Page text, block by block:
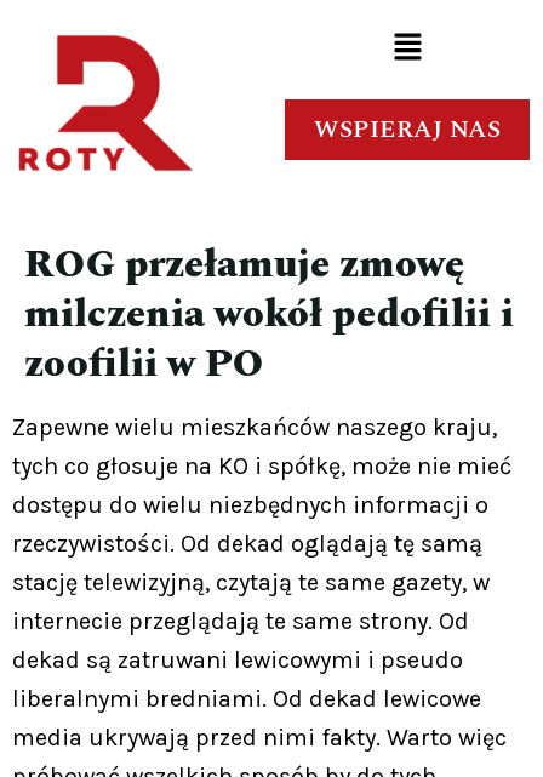
WSPIERAJ NAS
ROG przełamuje zmowę
milczenia wokół pedofilii i
zoofilii w PO
Zapewne wielu mieszkańców naszego kraju,
tych co głosuje na KO i spółkę, może nie mieć
dostępu do wielu niezbędnych informacji o
rzeczywistości. Od dekad oglądają tę samą
stację telewizyjną, czytają te same gazety, w
internecie przeglądają te same strony. Od
dekad są zatruwani lewicowymi i pseudo
liberalnymi bredniami. Od dekad lewicowe
media ukrywają przed nimi fakty. Warto więc